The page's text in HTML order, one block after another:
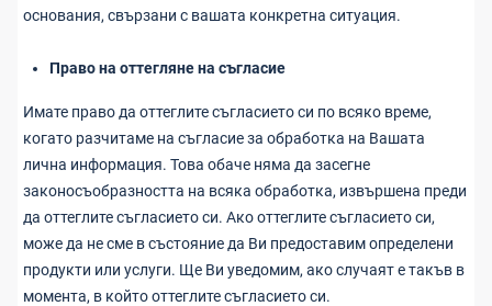
основания, свързани с вашата конкретна ситуация.
Право на оттегляне на съгласие
Имате право да оттеглите съгласието си по всяко време,
когато разчитаме на съгласие за обработка на Вашата
лична информация. Това обаче няма да засегне
законосъобразността на всяка обработка, извършена преди
да оттеглите съгласието си. Ако оттеглите съгласието си,
може да не сме в състояние да Ви предоставим определени
продукти или услуги. Ще Ви уведомим, ако случаят е такъв в
момента, в който оттеглите съгласието си.